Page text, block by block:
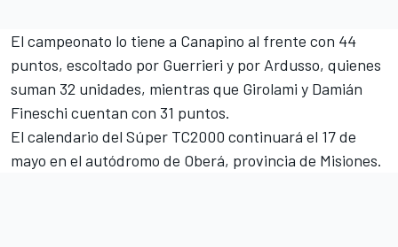
El campeonato lo tiene a Canapino al frente con 44
puntos, escoltado por Guerrieri y por Ardusso, quienes
suman 32 unidades, mientras que Girolami y Damián
Fineschi cuentan con 31 puntos.
El calendario del Súper TC2000 continuará el 17 de
mayo en el autódromo de Oberá, provincia de Misiones.